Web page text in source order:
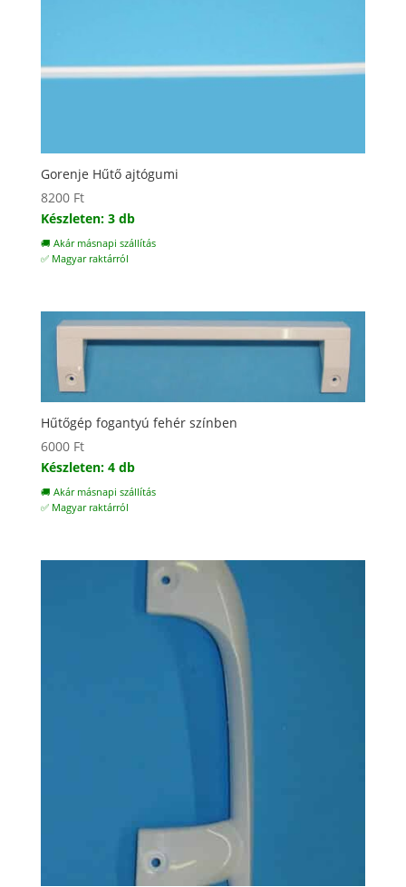
Gorenje Hűtő ajtógumi
8200 Ft
Készleten: 3 db
🚚 Akár másnapi szállítás
✅ Magyar raktárról
Hűtőgép fogantyú fehér színben
6000 Ft
Készleten: 4 db
🚚 Akár másnapi szállítás
✅ Magyar raktárról